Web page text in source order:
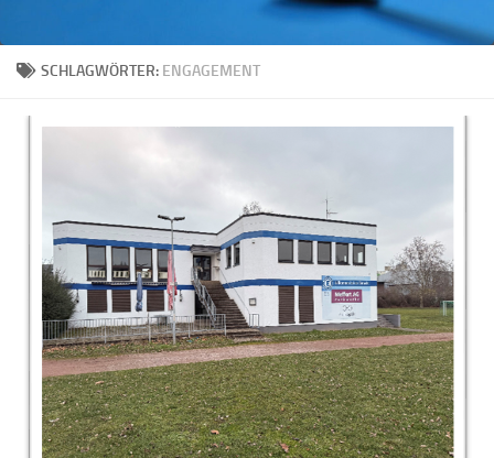
SCHLAGWÖRTER: ENGAGEMENT